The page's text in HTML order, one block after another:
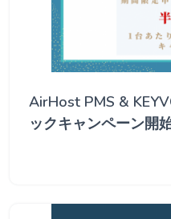
AirHost PMS &
ックキャンペーン開